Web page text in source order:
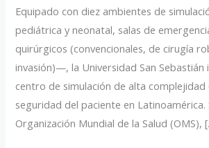
Equipado con diez ambientes de
pediátrica y neonatal, salas de
quirúrgicos (convencionales, de cirugía
invasión)—, la Universidad San Sebastián
centro de simulación de alta complejidad
seguridad del paciente en
Organización Mundial de la Salud (OMS),